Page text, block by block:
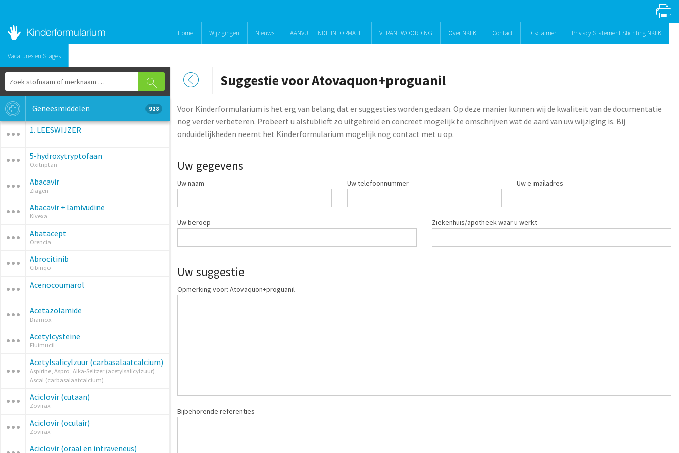
Home Wijzigingen Nieuws AANVULLENDE INFORMATIE VERANTWOORDING Over NKFK Contact Disclaimer Privacy Statement Stichting NKFK
Vacatures en Stages
Geneesmiddelen 928
1. LEESWIJZER
5-hydroxytryptofaan
Oxitriptan
Abacavir
Ziagen
Abacavir + lamivudine
Kivexa
Abatacept
Orencia
Abrocitinib
Cibinqo
Acenocoumarol
Acetazolamide
Diamox
Acetylcysteine
Fluimucil
Acetylsalicylzuur (carbasalaatcalcium)
Aspirine, Aspro, Alka-Seltzer (acetylsalicylzuur),
Ascal (carbasalaatcalcium)
Aciclovir (cutaan)
Zovirax
Aciclovir (oculair)
Zovirax
Aciclovir (oraal en intraveneus)
Suggestie voor Atovaquon+proguanil
Voor Kinderformularium is het erg van belang dat er suggesties worden gedaan. Op deze manier kunnen wij de kwaliteit van de documentatie
nog verder verbeteren. Probeert u alstublieft zo uitgebreid en concreet mogelijk te omschrijven wat de aard van uw wijziging is. Bij
onduidelijkheden neemt het Kinderformularium mogelijk nog contact met u op.
Uw gegevens
Uw naam Uw telefoonnummer Uw e-mailadres
Uw beroep Ziekenhuis/apotheek waar u werkt
Uw suggestie
Opmerking voor: Atovaquon+proguanil
Bijbehorende referenties